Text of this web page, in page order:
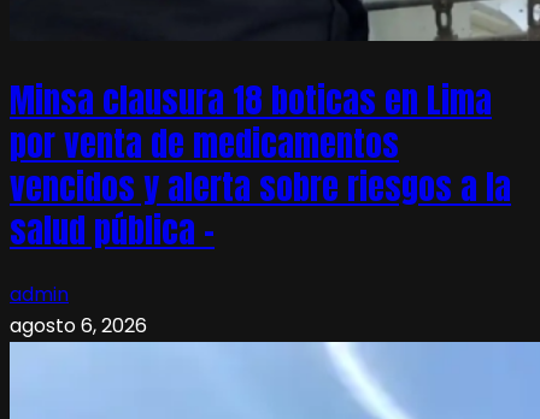
Minsa clausura 18 boticas en Lima
por venta de medicamentos
vencidos y alerta sobre riesgos a la
salud pública –
admin
agosto 6, 2026